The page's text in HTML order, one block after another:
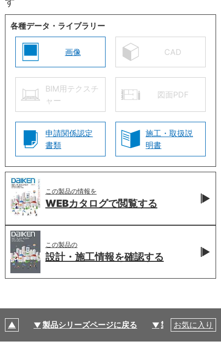
各種データ・ライブラリー
画像 CAD
BIM用テクスチ
ャー
図面PDF
申請関係認定
書類
施工・取扱説
明書
この製品の情報を
WEBカタログで閲覧する
この製品の
設計・施工情報を確認する
製品シリーズページに戻る 製品仕様
お気に入り